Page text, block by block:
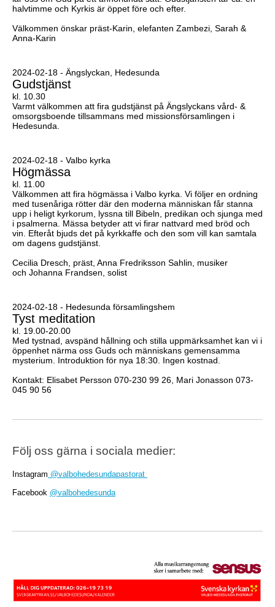
halvtimme och Kyrkis är öppet före och efter.
Välkommen önskar präst-Karin, elefanten Zambezi, Sarah &
Anna-Karin
2024-02-18 - Ängslyckan, Hedesunda
Gudstjänst
kl. 10.30
Varmt välkommen att fira gudstjänst på Ängslyckans vård- &
omsorgsboende tillsammans med missionsförsamlingen i
Hedesunda.
2024-02-18 - Valbo kyrka
Högmässa
kl. 11.00
Välkommen att fira högmässa i Valbo kyrka. Vi följer en ordning
med tusenåriga rötter där den moderna människan får stanna
upp i heligt kyrkorum, lyssna till Bibeln, predikan och sjunga med
i psalmerna. Mässa betyder att vi firar nattvard med bröd och
vin. Efteråt bjuds det på kyrkkaffe och den som vill kan samtala
om dagens gudstjänst.
Cecilia Dresch, präst, Anna Fredriksson Sahlin, musiker
och Johanna Frandsen, solist
2024-02-18 - Hedesunda församlingshem
Tyst meditation
kl. 19.00-20.00
Med tystnad, avspänd hållning och stilla uppmärksamhet kan vi i
öppenhet närma oss Guds och människans gemensamma
mysterium. Introduktion för nya 18:30. Ingen kostnad.
Kontakt: Elisabet Persson 070-230 99 26, Mari Jonasson 073-
045 90 56
Följ oss gärna i sociala medier:
Instagram @valbohedesundapastorat
Facebook @valbohedesunda